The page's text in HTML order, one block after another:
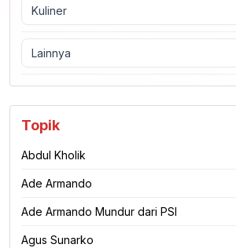
Kuliner
Lainnya
Topik
Abdul Kholik
Ade Armando
Ade Armando Mundur dari PSI
Agus Sunarko